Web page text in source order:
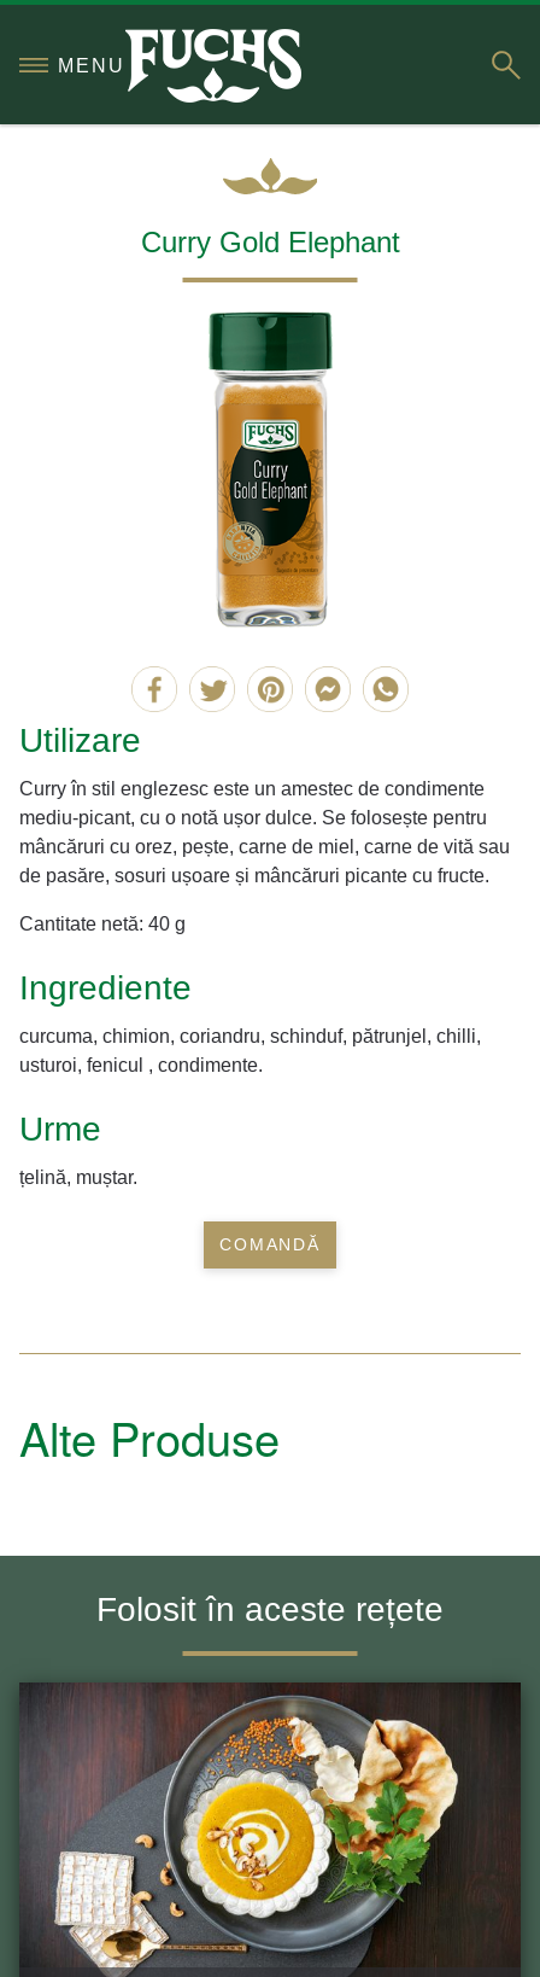
MENU
Curry Gold Elephant
Utilizare
Curry în stil englezesc este un amestec de condimente
mediu-picant, cu o notă ușor dulce. Se folosește pentru
mâncăruri cu orez, pește, carne de miel, carne de vită sau
de pasăre, sosuri ușoare și mâncăruri picante cu fructe.
Cantitate netă: 40 g
Ingrediente
curcuma, chimion, coriandru, schinduf, pătrunjel, chilli,
usturoi, fenicul , condimente.
Urme
țelină, muștar.
COMANDĂ
Alte Produse
Folosit în aceste rețete